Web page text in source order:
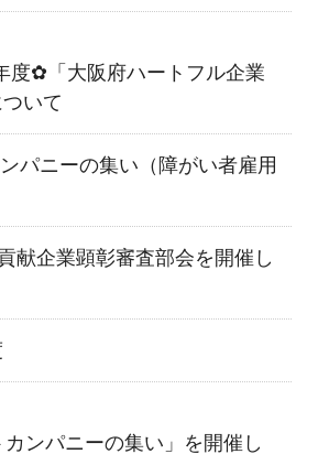
✿「大阪府ハートフル企業
いて
パニーの集い（障がい者雇用
献企業顕彰審査部会を開催し
ンパニーの集い」を開催し